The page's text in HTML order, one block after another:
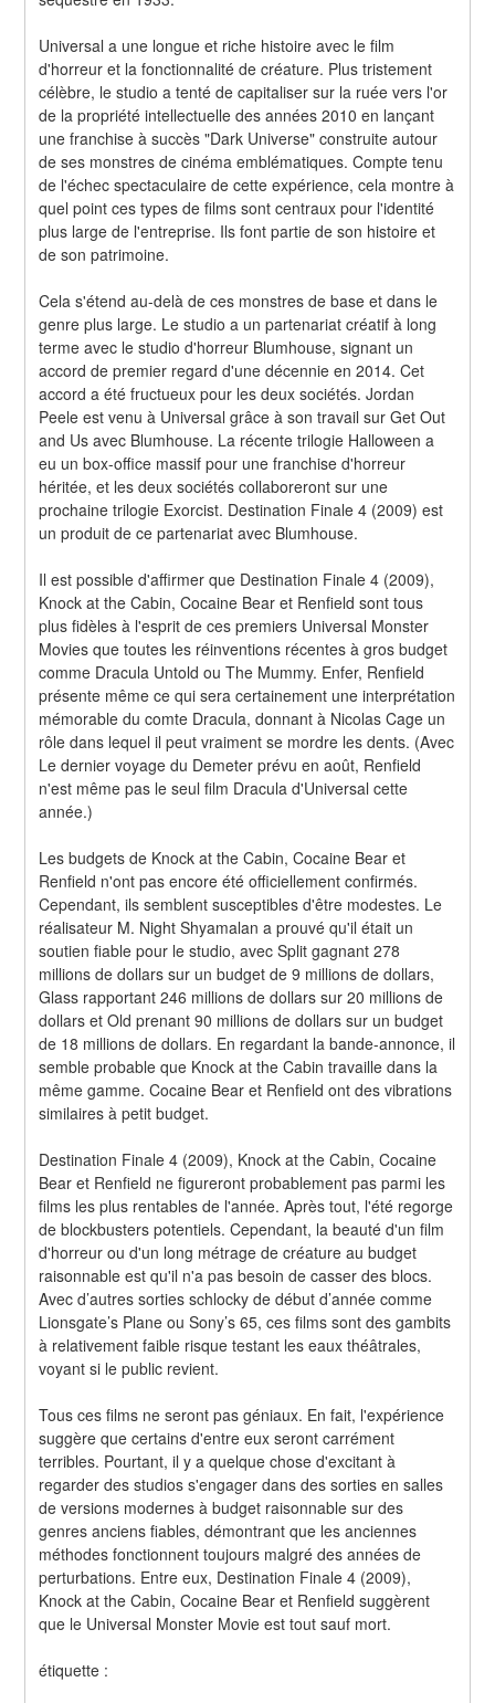
Universal a une longue et riche histoire avec le film
d'horreur et la fonctionnalité de créature. Plus tristement
célèbre, le studio a tenté de capitaliser sur la ruée vers l'or
de la propriété intellectuelle des années 2010 en lançant
une franchise à succès "Dark Universe" construite autour
de ses monstres de cinéma emblématiques. Compte tenu
de l'échec spectaculaire de cette expérience, cela montre à
quel point ces types de films sont centraux pour l'identité
plus large de l'entreprise. Ils font partie de son histoire et
de son patrimoine.
Cela s'étend au-delà de ces monstres de base et dans le
genre plus large. Le studio a un partenariat créatif à long
terme avec le studio d'horreur Blumhouse, signant un
accord de premier regard d'une décennie en 2014. Cet
accord a été fructueux pour les deux sociétés. Jordan
Peele est venu à Universal grâce à son travail sur Get Out
and Us avec Blumhouse. La récente trilogie Halloween a
eu un box-office massif pour une franchise d'horreur
héritée, et les deux sociétés collaboreront sur une
prochaine trilogie Exorcist. Destination Finale 4 (2009) est
un produit de ce partenariat avec Blumhouse.
Il est possible d'affirmer que Destination Finale 4 (2009),
Knock at the Cabin, Cocaine Bear et Renfield sont tous
plus fidèles à l'esprit de ces premiers Universal Monster
Movies que toutes les réinventions récentes à gros budget
comme Dracula Untold ou The Mummy. Enfer, Renfield
présente même ce qui sera certainement une interprétation
mémorable du comte Dracula, donnant à Nicolas Cage un
rôle dans lequel il peut vraiment se mordre les dents. (Avec
Le dernier voyage du Demeter prévu en août, Renfield
n'est même pas le seul film Dracula d'Universal cette
année.)
Les budgets de Knock at the Cabin, Cocaine Bear et
Renfield n'ont pas encore été officiellement confirmés.
Cependant, ils semblent susceptibles d'être modestes. Le
réalisateur M. Night Shyamalan a prouvé qu'il était un
soutien fiable pour le studio, avec Split gagnant 278
millions de dollars sur un budget de 9 millions de dollars,
Glass rapportant 246 millions de dollars sur 20 millions de
dollars et Old prenant 90 millions de dollars sur un budget
de 18 millions de dollars. En regardant la bande-annonce, il
semble probable que Knock at the Cabin travaille dans la
même gamme. Cocaine Bear et Renfield ont des vibrations
similaires à petit budget.
Destination Finale 4 (2009), Knock at the Cabin, Cocaine
Bear et Renfield ne figureront probablement pas parmi les
films les plus rentables de l'année. Après tout, l'été regorge
de blockbusters potentiels. Cependant, la beauté d'un film
d'horreur ou d'un long métrage de créature au budget
raisonnable est qu'il n'a pas besoin de casser des blocs.
Avec d’autres sorties schlocky de début d’année comme
Lionsgate’s Plane ou Sony’s 65, ces films sont des gambits
à relativement faible risque testant les eaux théâtrales,
voyant si le public revient.
Tous ces films ne seront pas géniaux. En fait, l'expérience
suggère que certains d'entre eux seront carrément
terribles. Pourtant, il y a quelque chose d'excitant à
regarder des studios s'engager dans des sorties en salles
de versions modernes à budget raisonnable sur des
genres anciens fiables, démontrant que les anciennes
méthodes fonctionnent toujours malgré des années de
perturbations. Entre eux, Destination Finale 4 (2009),
Knock at the Cabin, Cocaine Bear et Renfield suggèrent
que le Universal Monster Movie est tout sauf mort.
étiquette :